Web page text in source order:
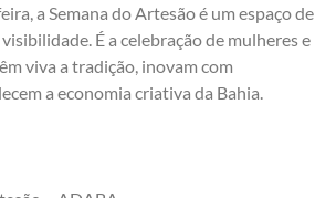
a Semana do Artesão é um espaço de
É a celebração de mulheres e
viva a tradição, inovam com
a economia criativa da Bahia.